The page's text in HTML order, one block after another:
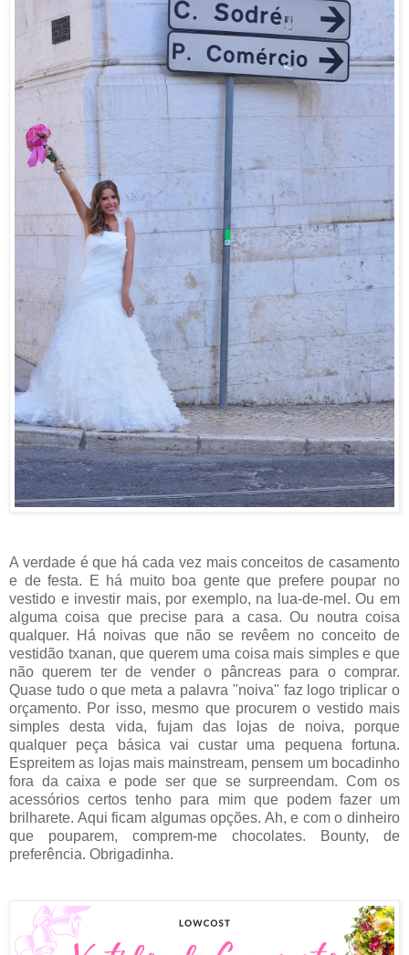
A verdade é que há cada vez mais conceitos de casamento
e de festa. E há muito boa gente que prefere poupar no
vestido e investir mais, por exemplo, na lua-de-mel. Ou em
alguma coisa que precise para a casa. Ou noutra coisa
qualquer. Há noivas que não se revêem no conceito de
vestidão txanan, que querem uma coisa mais simples e que
não querem ter de vender o pâncreas para o comprar.
Quase tudo o que meta a palavra "noiva" faz logo triplicar o
orçamento. Por isso, mesmo que procurem o vestido mais
simples desta vida, fujam das lojas de noiva, porque
qualquer peça básica vai custar uma pequena fortuna.
Espreitem as lojas mais mainstream, pensem um bocadinho
fora da caixa e pode ser que se surpreendam. Com os
acessórios certos tenho para mim que podem fazer um
brilharete. Aqui ficam algumas opções. Ah, e com o dinheiro
que pouparem, comprem-me chocolates. Bounty, de
preferência. Obrigadinha.